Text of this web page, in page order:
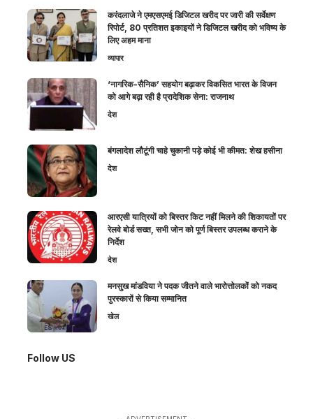
करंदलाजे ने एमएसएमई डिजिटल खरीद पर जारी की सर्वेक्षण
रिपोर्ट, 80 प्रतिशत इकाइयों ने डिजिटल खरीद को भविष्य के
लिए अहम माना
व्यापार
‘नागरिक-सैनिक’ सहयोग बढ़ाकर विकसित भारत के विजन
को आगे बढ़ा रही है प्रादेशिक सेना: राजनाथ
देश
बंगलादेश लौटूंगी चाहे चुकानी पड़े कोई भी कीमत: शेख हसीना
देश
आरएसी यात्रियों को बिस्तर किट नहीं मिलने की शिकायतों पर
रेलवे बोर्ड सख्त, सभी जोन को पूर्ण बिस्तर उपलब्ध कराने के
निर्देश
देश
मनसुख मांडविया ने पदक जीतने वाले भारोत्तोलकों को नकद
पुरस्कारों से किया सम्मानित
खेल
Follow US